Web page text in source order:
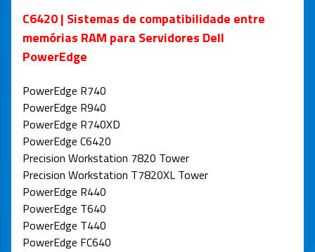
C6420 | Sistemas de compatibilidade entre
memórias RAM para Servidores Dell
PowerEdge
PowerEdge R740
PowerEdge R940
PowerEdge R740XD
PowerEdge C6420
Precision Workstation 7820 Tower
Precision Workstation T7820XL Tower
PowerEdge R440
PowerEdge T640
PowerEdge T440
PowerEdge FC640